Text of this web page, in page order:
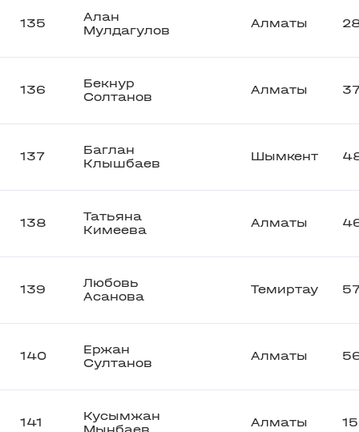
135
Алан
Мулдагулов
Алматы
136
Бекнур
Солтанов
Алматы
137
Баглан
Клышбаев
Шымкент
138
Татьяна
Кимеева
Алматы
139
Любовь
Асанова
Темиртау
140
Ержан
Султанов
Алматы
141
Кусымжан
Алматы